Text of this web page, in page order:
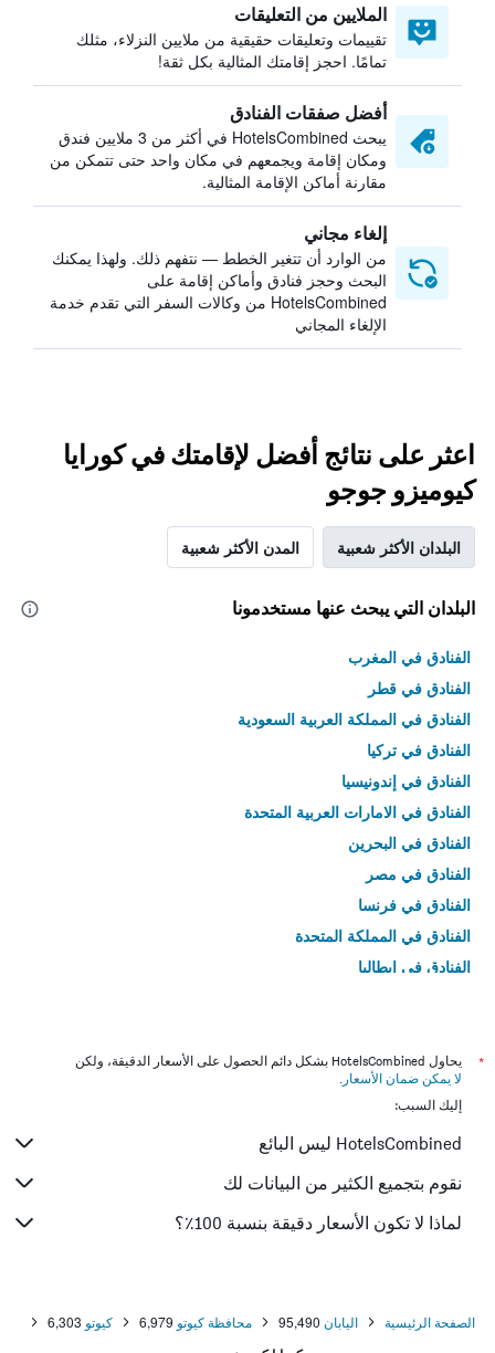
الملايين من التعليقات
تقييمات وتعليقات حقيقية من ملايين النزلاء، مثلك
تمامًا. احجز إقامتك المثالية بكل ثقة!
أفضل صفقات الفنادق
يبحث HotelsCombined في أكثر من 3 ملايين فندق
ومكان إقامة ويجمعهم في مكان واحد حتى تتمكن من
مقارنة أماكن الإقامة المثالية.
إلغاء مجاني
من الوارد أن تتغير الخطط — نتفهم ذلك. ولهذا يمكنك
البحث وحجز فنادق وأماكن إقامة على
HotelsCombined من وكالات السفر التي تقدم خدمة
الإلغاء المجاني
اعثر على نتائج أفضل لإقامتك في كورايا
كيوميزو جوجو
البلدان الأكثر شعبية المدن الأكثر شعبية
البلدان التي يبحث عنها مستخدمونا
الفنادق في المغرب
الفنادق في قطر
الفنادق في المملكة العربية السعودية
الفنادق في تركيا
الفنادق في إندونيسيا
الفنادق في الامارات العربية المتحدة
الفنادق في البحرين
الفنادق في مصر
الفنادق في فرنسا
الفنادق في المملكة المتحدة
الفنادق في إيطاليا
*
يحاول HotelsCombined بشكل دائم الحصول على الأسعار الدقيقة، ولكن
لا يمكن ضمان الأسعار .
إليك السبب:
HotelsCombined ليس البائع
نقوم بتجميع الكثير من البيانات لك
لماذا لا تكون الأسعار دقيقة بنسبة 100٪؟
الصفحة الرئيسية اليابان 95,490 محافظة كيوتو 6,979 كيوتو 6,303